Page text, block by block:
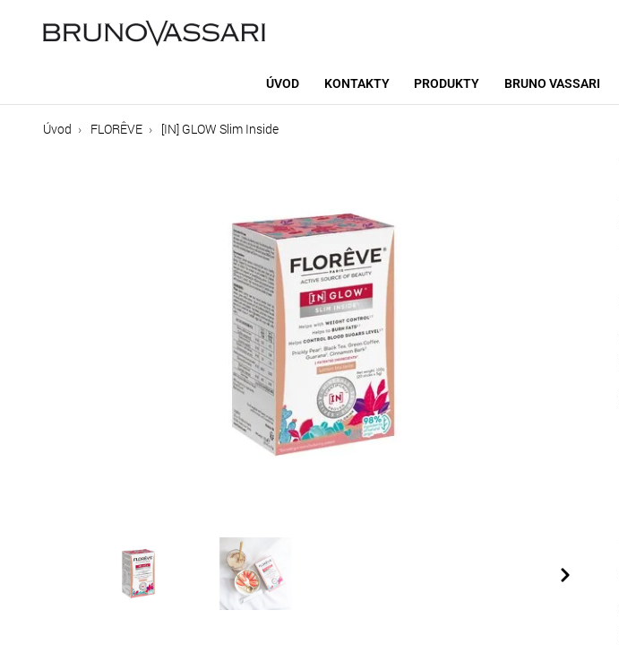
ÚVOD KONTAKTY PRODUKTY BRUNO VASSARI
Úvod FLORÊVE [IN] GLOW Slim Inside